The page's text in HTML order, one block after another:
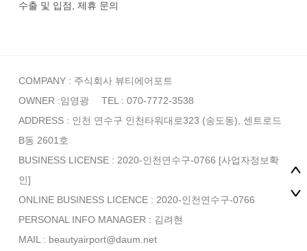
수출 및 입점, 제휴 문의
COMPANY : 주식회사 뷰티에어포트
OWNER :임영광
TEL : 070-7772-3538
ADDRESS : 인천 연수구 인천타워대로323 (송도동), 센트로드
B동 2601호
BUSINESS LICENSE : 2020-인천연수구-0766 [사업자정보확
인]
ONLINE BUSINESS LICENCE : 2020-인천연수구-0766
PERSONAL INFO MANAGER : 김려현
MAIL : beautyairport@daum.net